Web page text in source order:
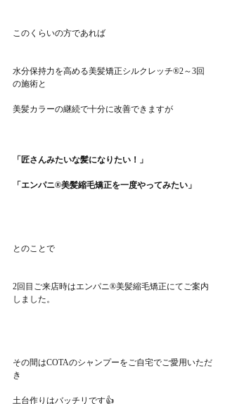
このくらいの方であれば
水分保持力を高める美髪矯正シルクレッチ®2～3回
の施術と
美髪カラーの継続で十分に改善できますが
「匠さんみたいな髪になりたい！」
「エンパニ®美髪縮毛矯正を一度やってみたい」
とのことで
2回目ご来店時はエンパニ®美髪縮毛矯正にてご案内
しました。
その間はCOTAのシャンプーをご自宅でご愛用いただ
き
土台作りはバッチリです👍